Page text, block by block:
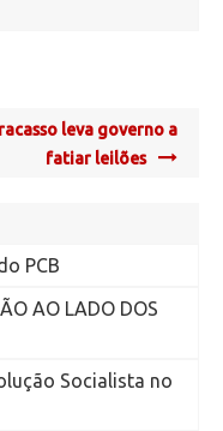
leva governo a
fatiar leilões
PCB
AO LADO DOS
Socialista no